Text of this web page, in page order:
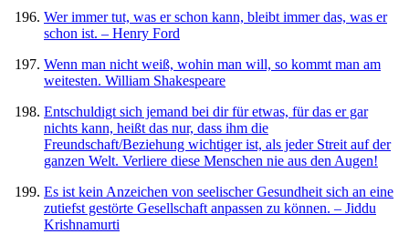
Wer immer tut, was er schon kann, bleibt immer das, was er
schon ist. – Henry Ford
Wenn man nicht weiß, wohin man will, so kommt man am
weitesten. William Shakespeare
Entschuldigt sich jemand bei dir für etwas, für das er gar
nichts kann, heißt das nur, dass ihm die
Freundschaft/Beziehung wichtiger ist, als jeder Streit auf der
ganzen Welt. Verliere diese Menschen nie aus den Augen!
Es ist kein Anzeichen von seelischer Gesundheit sich an eine
zutiefst gestörte Gesellschaft anpassen zu können. – Jiddu
Krishnamurti